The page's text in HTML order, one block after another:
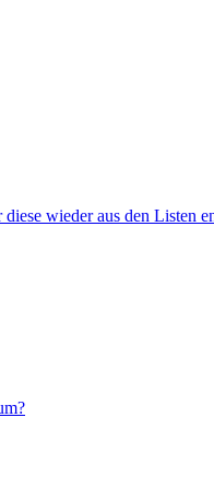
wieder aus den Listen